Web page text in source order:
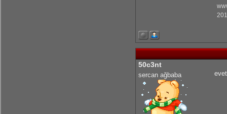
50c3nt
sercan ağbaba